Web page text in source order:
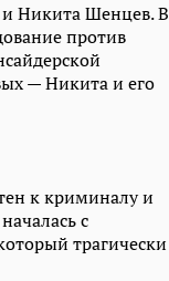
Никита Шенцев. В
против
— Никита и его
к криминалу и
с
трагически